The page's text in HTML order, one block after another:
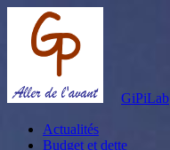
GiPiLab
Actualités
Budget et dette